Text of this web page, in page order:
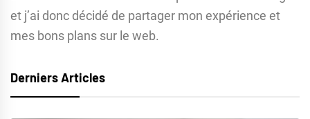
et j’ai donc décidé de partager mon expérience et
mes bons plans sur le web.
Derniers Articles